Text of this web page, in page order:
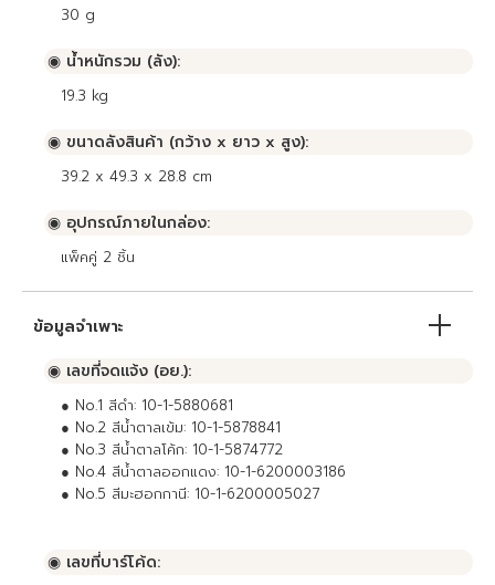
30 g
◉ น้ำหนักรวม (ลัง):
19.3 kg
◉ ขนาดลังสินค้า (กว้าง x ยาว x สูง):
39.2 x 49.3 x 28.8 cm
◉ อุปกรณ์ภายในกล่อง:
แพ็คคู่ 2 ชิ้น
ข้อมูลจำเพาะ
◉ เลขที่จดแจ้ง (อย.):
● No.1 สีดำ: 10-1-5880681
● No.2 สีน้ำตาลเข้ม: 10-1-5878841
● No.3 สีน้ำตาลโค้ก: 10-1-5874772
● No.4 สีน้ำตาลออกแดง: 10-1-6200003186
● No.5 สีมะฮอกกานี: 10-1-6200005027
◉ เลขที่บาร์โค้ด: